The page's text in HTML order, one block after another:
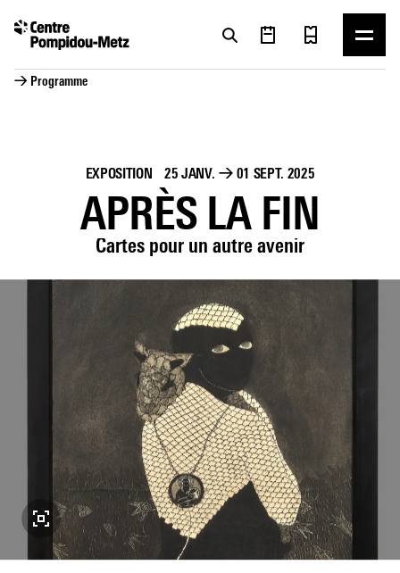
→ Programme
EXPOSITION 25 JANV. → 01 SEPT. 2025
APRÈS LA FIN
Cartes pour un autre avenir